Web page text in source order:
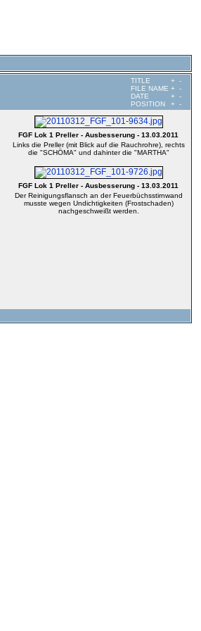
TITLE + -
FILE NAME + -
DATE
+ -
POSITION
+ -
FGF Lok 1 Preller - Ausbesserung - 13.03.2011
Links die Preller (mit Blick auf die Rauchrohre), rechts
die "SCHÖMA" und dahinter die "MARTHA"
FGF Lok 1 Preller - Ausbesserung - 13.03.2011
Der Reinigungsflansch an der Feuerbüchsstirnwand
musste wegen Undichtigkeiten (Frostschaden)
nachgeschweißt werden.